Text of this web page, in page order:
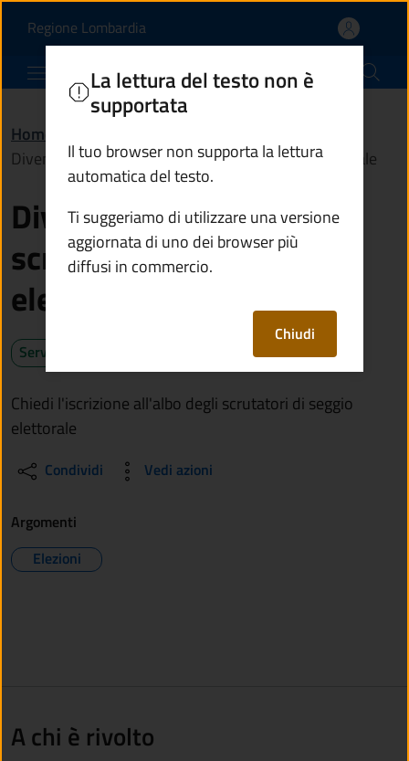
Diventare scrutatore o
Regione Lombardia(apre in un'altra scheda).
Comune di Berzo Inferiore
Home
Diventare scrutatore o scrutatrice di seggio elettorale
Diventare scrutatore o
scrutatrice di seggio
elettorale
Servizio attivo
Chiedi l'iscrizione all'albo degli scrutatori di seggio
elettorale
Condividi Vedi azioni
La lettura del testo non è
supportata
Il tuo browser non supporta la lettura
automatica del testo.
Ti suggeriamo di utilizzare una versione
aggiornata di uno dei browser più
diffusi in commercio.
Chiudi
Argomenti
Elezioni
A chi è rivolto